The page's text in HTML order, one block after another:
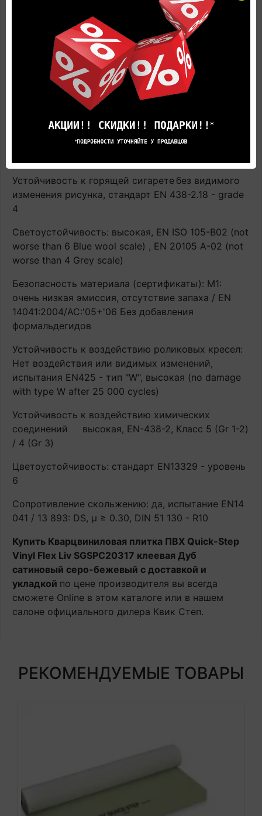
подогрева строго соблюдать инструкцию по
применению напольного покрытия. В противном
случае производитель не гарантирует
сохранность напольного покрытия в процессе
эксплуатации. Гарантия аннулируется.
Термическое сопротивление: испытание EN ISO
12667: 0.01 m²K/W
Пожаробезопасность: трудно воспламеняемый,
EN 13501-1: Bfl-s1 (пол) / EN 13501-1:2010 - D-s3,d0
Устойчивость к горящей сигарете без видимого
изменения рисунка, стандарт EN 438-2.18 - grade
4
Светоустойчивость: высокая, EN ISO 105-B02 (not
worse than 6 Blue wool scale) , EN 20105 A-02 (not
worse than 4 Grey scale)
Безопасность материала (сертификаты): М1:
очень низкая эмиссия, отсутствие запаха / EN
14041:2004/AC:'05+'06 Без добавления
формальдегидов
Устойчивость к воздействию роликовых кресел:
Нет воздействия или видимых изменений,
испытания EN425 - тип "W", высокая (no damage
with type W after 25 000 cycles)
Устойчивость к воздействию химических
соединений
высокая, EN-438-2, Класс 5 (Gr 1-2)
/ 4 (Gr 3)
Цветоустойчивость: стандарт EN13329 - уровень
6
Сопротивление скольжению: да, испытание EN14
041 / 13 893: DS, μ ≥ 0.30, DIN 51 130 - R10
Купить Кварцвиниловая плитка ПВХ Quick-Step
Vinyl Flex Liv SGSPC20317 клеевая Дуб
сатиновый серо-бежевый с доставкой и
укладкой по цене производителя вы всегда
сможете Online в этом каталоге или в нашем
салоне официального дилера Квик Степ.
РЕКОМЕНДУЕМЫЕ ТОВАРЫ